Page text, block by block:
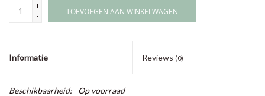
+
-
TOEVOEGEN AAN WINKELWAGEN
Informatie Reviews (0)
Beschikbaarheid: Op voorraad